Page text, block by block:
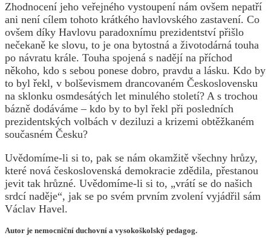
Zhodnocení jeho veřejného vystoupení nám ovšem nepatří
ani není cílem tohoto krátkého havlovského zastavení. Co
ovšem díky Havlovu paradoxnímu prezidentství přišlo
nečekaně ke slovu, to je ona bytostná a životodárná touha
po návratu krále. Touha spojená s nadějí na příchod
někoho, kdo s sebou ponese dobro, pravdu a lásku. Kdo by
to byl řekl, v bolševismem drancovaném Československu
na sklonku osmdesátých let minulého století? A s trochou
bázně dodáváme – kdo by to byl řekl při posledních
prezidentských volbách v deziluzi a krizemi obtěžkaném
současném Česku?
Uvědomíme-li si to, pak se nám okamžitě všechny hrůzy,
které nová československá demokracie zdědila, přestanou
jevit tak hrůzné. Uvědomíme-li si to, „vrátí se do našich
srdcí naděje“, jak se po svém prvním zvolení vyjádřil sám
Václav Havel.
Autor je nemocniční duchovní a vysokoškolský pedagog.